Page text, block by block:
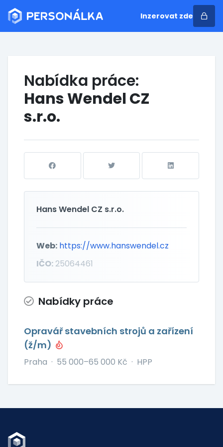
Inzerovat zde
Nabídka práce:
Hans Wendel CZ
s.r.o.
Nabídky práce
Opravář stavebních strojů a zařízení
(ž/m)
Praha · 55 000–65 000 Kč · HPP
Hans Wendel CZ s.r.o.
Web: https://www.hanswendel.cz
IČO: 25064461